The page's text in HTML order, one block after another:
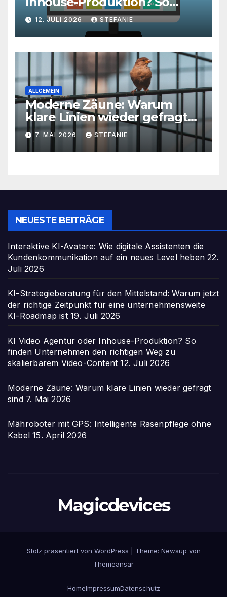
finden Unternehmen den
richtigen Weg zu
skalierbarem Video-Content
12. JULI 2026 STEFANIE
ALLGEMEIN
Moderne Zäune: Warum
klare Linien wieder gefragt
sind
7. MAI 2026 STEFANIE
NEUESTE BEITRÄGE
Interaktive KI-Avatare: Wie digitale Assistenten die
Kundenkommunikation auf ein neues Level heben 22.
Juli 2026
KI-Strategieberatung für den Mittelstand: Warum jetzt
der richtige Zeitpunkt für eine unternehmensweite
KI-Roadmap ist 19. Juli 2026
KI Video Agentur oder Inhouse-Produktion? So
finden Unternehmen den richtigen Weg zu
skalierbarem Video-Content 12. Juli 2026
Moderne Zäune: Warum klare Linien wieder gefragt
sind 7. Mai 2026
Mähroboter mit GPS: Intelligente Rasenpflege ohne
Kabel 15. April 2026
Magicdevices
Stolz präsentiert von WordPress
Theme: Newsup von
Themeansar
HomeImpressumDatenschutz